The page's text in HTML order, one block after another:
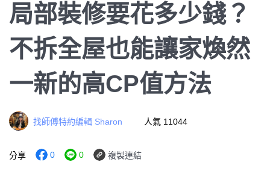
局部裝修要花多少錢？
不拆全屋也能讓家煥然
一新的高CP值方法
找師傅特約編輯 Sharon 人氣 11044
分享 0 0 複製連結